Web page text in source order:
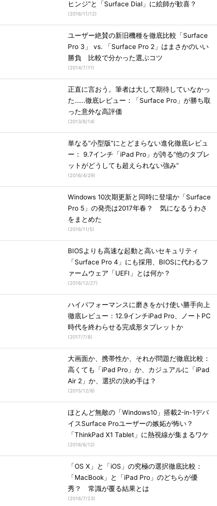
ヒンジ”と「Surface Dial」に絵師が歓喜？
(2016/11/12)
ユーザー絶賛の新旧機種を徹底比較「Surface
Pro 3」 vs. 「Surface Pro 2」はまさかのいい
勝負 比較で分かった選ぶコツ
(2014/7/11)
正直に言おう。筆者は大して期待していなかっ
た……徹底レビュー：「Surface Pro」が勝ち取
った意外な高評価
(2013/6/14)
単なる“小型版”にとどまらない進化徹底レビュ
ー： 9.7インチ「iPad Pro」が誇る“他のタブレ
ットがどうしても超えられない強み”
(2016/4/29)
Windows 10次期更新と同時に登場か「Surface
Pro 5」の発売は2017年春？ 気になるうわさ
をまとめた
(2016/11/5)
BIOSよりも高速な起動と高いセキュリティ
「Surface Pro 4」にも採用、BIOSに代わるフ
ァームウェア「UEFI」とは何か？
(2016/12/27)
ハイパフォーマンスに磨きをかけ使い勝手向上
徹底レビュー：12.9インチiPad Pro、ノートPC
時代を終わらせる完成形タブレットか
(2017/7/8)
大画面か、携帯性か、それが問題だ徹底比較：
高くても「iPad Pro」か、カジュアルに「iPad
Air 2」か、選択の決め手は？
(2015/12/6)
ほとんど無敵の「Windows10」搭載2-in-1デバ
イスSurface Proユーザーの嫉妬が怖い？
「ThinkPad X1 Tablet」に熱視線が集まるワケ
(2016/6/12)
「OS X」と「iOS」の究極の選択徹底比較：
「MacBook」と「iPad Pro」のどちらが優
秀？ 常識が覆る結果とは
(2016/7/23)